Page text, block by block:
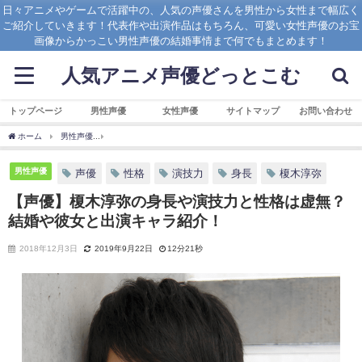
日々アニメやゲームで活躍中の、人気の声優さんを男性から女性まで幅広く
ご紹介していきます！代表作や出演作品はもちろん、可愛い女性声優のお宝
画像からかっこい男性声優の結婚事情まで何でもまとめます！
人気アニメ声優どっとこむ
トップページ 男性声優 女性声優 サイトマップ お問い合わせ
ホーム 男性声優
男性声優 声優 性格 演技力 身長 榎木淳弥
【声優】榎木淳弥の身長や演技力と性格は虚無？
結婚や彼女と出演キャラ紹介！
2018年12月3日 2019年9月22日 12分21秒